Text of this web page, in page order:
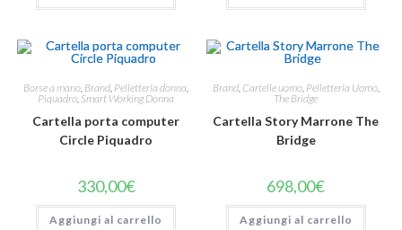
Borse a mano Brand Pelletteria donna
Piquadro ,Smart Working Donna
Cartella porta computer
Circle Piquadro
330,00€
Aggiungi al carrello
Brand, Cartelle uomo, Pelletteria Uomo,
The Bridge
Cartella Story Marrone The
Bridge
698,00€
Aggiungi al carrello